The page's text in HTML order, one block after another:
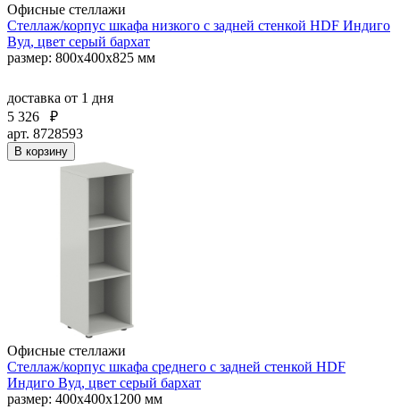
Офисные стеллажи
Стеллаж/корпус шкафа низкого с задней стенкой HDF Индиго
Вуд, цвет серый бархат
размер: 800х400х825 мм
доставка от 1 дня
5 326
₽
арт. 8728593
В корзину
Офисные стеллажи
Стеллаж/корпус шкафа среднего с задней стенкой HDF
Индиго Вуд, цвет серый бархат
размер: 400х400х1200 мм